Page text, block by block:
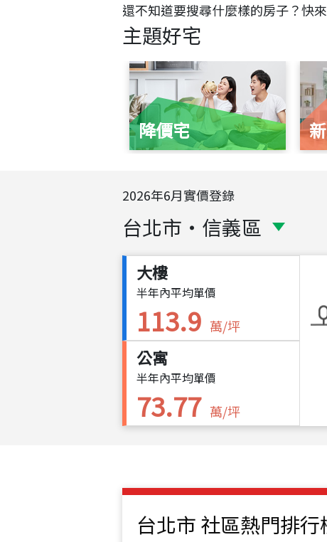
還不知道要搜尋什麼樣的房子？快
主題好宅
降價宅
2026年6月實價登錄
台北市 ・ 信義區
大樓
半年內平均單價
113.9 萬/坪
公寓
半年內平均單價
73.77 萬/坪
台北市 社區熱門排行